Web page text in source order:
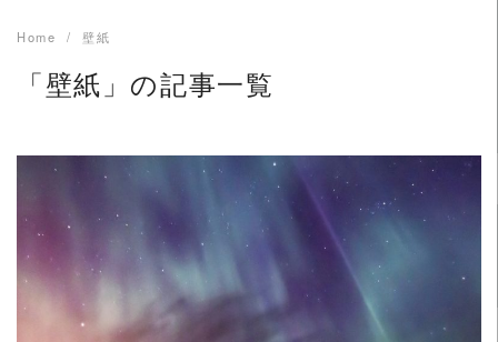
Home 壁紙
「壁紙」の記事一覧
READ MORE